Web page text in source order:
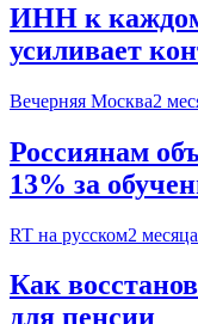
ИНН к
усиливает
Вечерняя Москва2
Россиянам
13% за
RT на русском2
Как
для пенсии